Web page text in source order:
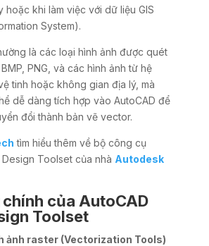
hoặc khi làm việc với dữ liệu GIS
System).
là các loại hình ảnh được quét
PNG, và các hình ảnh từ hệ
tinh hoặc không gian địa lý, mà
dễ dàng tích hợp vào AutoCAD để
đổi thành bản vẽ vector.
tìm hiểu thêm về bộ công cụ
Design Toolset của nhà Autodesk
của AutoCAD
Toolset
ảnh raster (Vectorization Tools)